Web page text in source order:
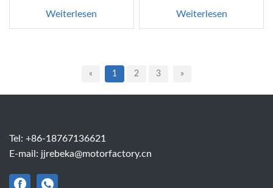
Weiterlesen
Weiterlesen
« 1 2 3 »
Tel: +86-18767136621
E-mail: jjrebeka@motorfactory.cn